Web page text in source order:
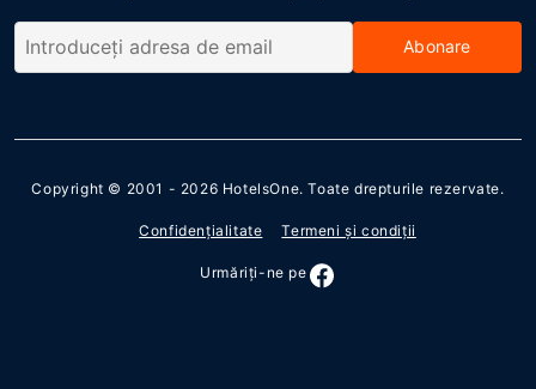
Abonare
Copyright © 2001 - 2026 HotelsOne. Toate drepturile rezervate.
Confidenţialitate Termeni şi condiţii
Urmăriţi-ne pe